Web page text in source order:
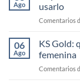
Ago
usarlo
Comentarios
06
Ago
KS Gold:
femenina
Comentarios